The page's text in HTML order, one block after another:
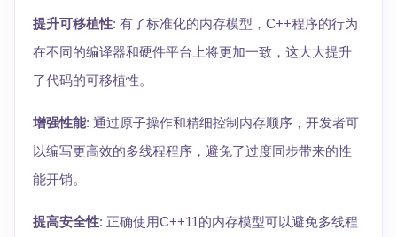
提升可移植性: 有了标准化的内存模型，C++程序的行为
在不同的编译器和硬件平台上将更加一致，这大大提升
了代码的可移植性。
增强性能: 通过原子操作和精细控制内存顺序，开发者可
以编写更高效的多线程程序，避免了过度同步带来的性
能开销。
提高安全性: 正确使用C++11的内存模型可以避免多线程